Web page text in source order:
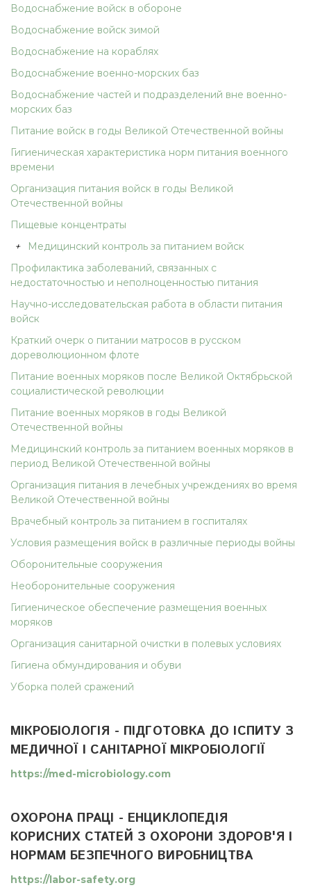
Водоснабжение войск в обороне
Водоснабжение войск зимой
Водоснабжение на кораблях
Водоснабжение военно-морских баз
Водоснабжение частей и подразделений вне военно-
морских баз
Питание войск в годы Великой Отечественной войны
Гигиеническая характеристика норм питания военного
времени
Организация питания войск в годы Великой
Отечественной войны
Пищевые концентраты
+
Медицинский контроль за питанием войск
Профилактика заболеваний, связанных с
недостаточностью и неполноценностью питания
Научно-исследовательская работа в области питания
войск
Краткий очерк о питании матросов в русском
дореволюционном флоте
Питание военных моряков после Великой Октябрьской
социалистической революции
Питание военных моряков в годы Великой
Отечественной войны
Медицинский контроль за питанием военных моряков в
период Великой Отечественной войны
Организация питания в лечебных учреждениях во время
Великой Отечественной войны
Врачебный контроль за питанием в госпиталях
Условия размещения войск в различные периоды войны
Оборонительные сооружения
Необоронительные сооружения
Гигиеническое обеспечение размещения военных
моряков
Организация санитарной очистки в полевых условиях
Гигиена обмундирования и обуви
Уборка полей сражений
МІКРОБІОЛОГІЯ - ПІДГОТОВКА ДО ІСПИТУ З
МЕДИЧНОЇ І САНІТАРНОЇ МІКРОБІОЛОГІЇ
https://med-microbiology.com
ОХОРОНА ПРАЦІ - ЕНЦИКЛОПЕДІЯ
КОРИСНИХ СТАТЕЙ З ОХОРОНИ ЗДОРОВ'Я І
НОРМАМ БЕЗПЕЧНОГО ВИРОБНИЦТВА
https://labor-safety.org